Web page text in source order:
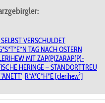
VERSCHULDET
TAG NACH OSTERN
MIT ZAP(P)ZARAP(P)-
HERINGE – STANDORTTREU
R*A*C*H*E [clerihew²]